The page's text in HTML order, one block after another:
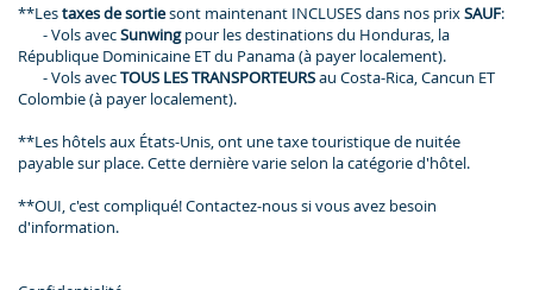
**Lestaxes de sortiesont maintenant INCLUSES dans nos prixSAUF:
- Vols avecSunwingpour les destinations du Honduras, la
République Dominicaine ET du Panama (à payer localement).
- Vols avecTOUS LES TRANSPORTEURSau Costa-Rica, Cancun ET
Colombie (à payer localement).
**Les hôtels aux États-Unis, ont une taxe touristique de nuitée
payable sur place. Cette dernière varie selon la catégorie d'hôtel.
**OUI, c'est compliqué! Contactez-nous si vous avez besoin
d'information.